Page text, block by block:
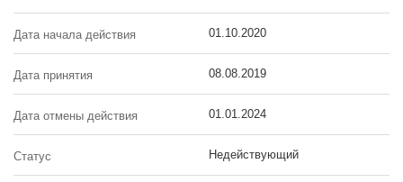
Дата начала действия 01.10.2020
Дата принятия 08.08.2019
Дата отмены действия 01.01.2024
Статус Недействующий